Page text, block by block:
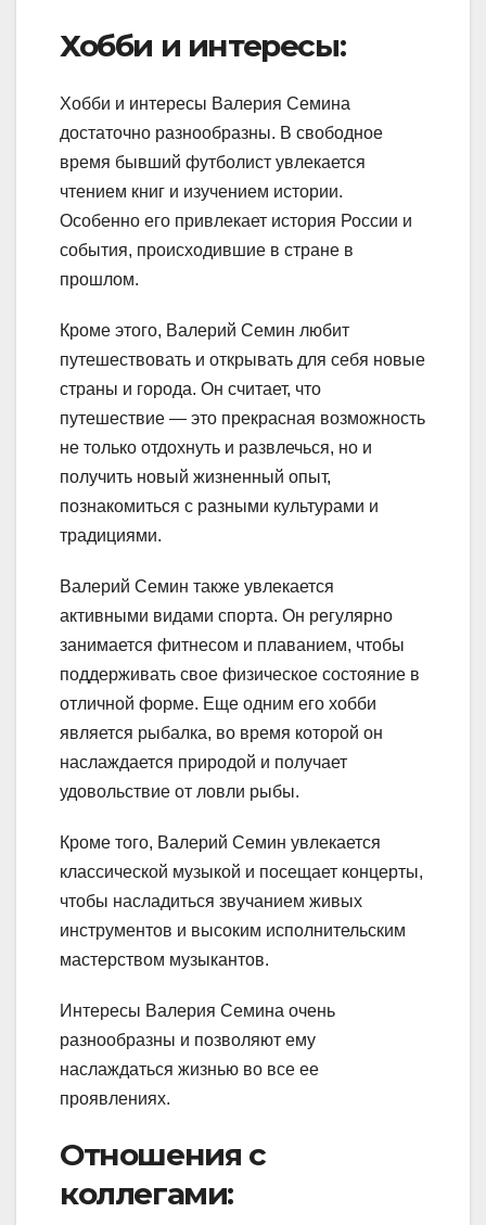
Хобби и интересы:
Хобби и интересы Валерия Семина
достаточно разнообразны. В свободное
время бывший футболист увлекается
чтением книг и изучением истории.
Особенно его привлекает история России и
события, происходившие в стране в
прошлом.
Кроме этого, Валерий Семин любит
путешествовать и открывать для себя новые
страны и города. Он считает, что
путешествие — это прекрасная возможность
не только отдохнуть и развлечься, но и
получить новый жизненный опыт,
познакомиться с разными культурами и
традициями.
Валерий Семин также увлекается
активными видами спорта. Он регулярно
занимается фитнесом и плаванием, чтобы
поддерживать свое физическое состояние в
отличной форме. Еще одним его хобби
является рыбалка, во время которой он
наслаждается природой и получает
удовольствие от ловли рыбы.
Кроме того, Валерий Семин увлекается
классической музыкой и посещает концерты,
чтобы насладиться звучанием живых
инструментов и высоким исполнительским
мастерством музыкантов.
Интересы Валерия Семина очень
разнообразны и позволяют ему
наслаждаться жизнью во все ее
проявлениях.
Отношения с
коллегами: